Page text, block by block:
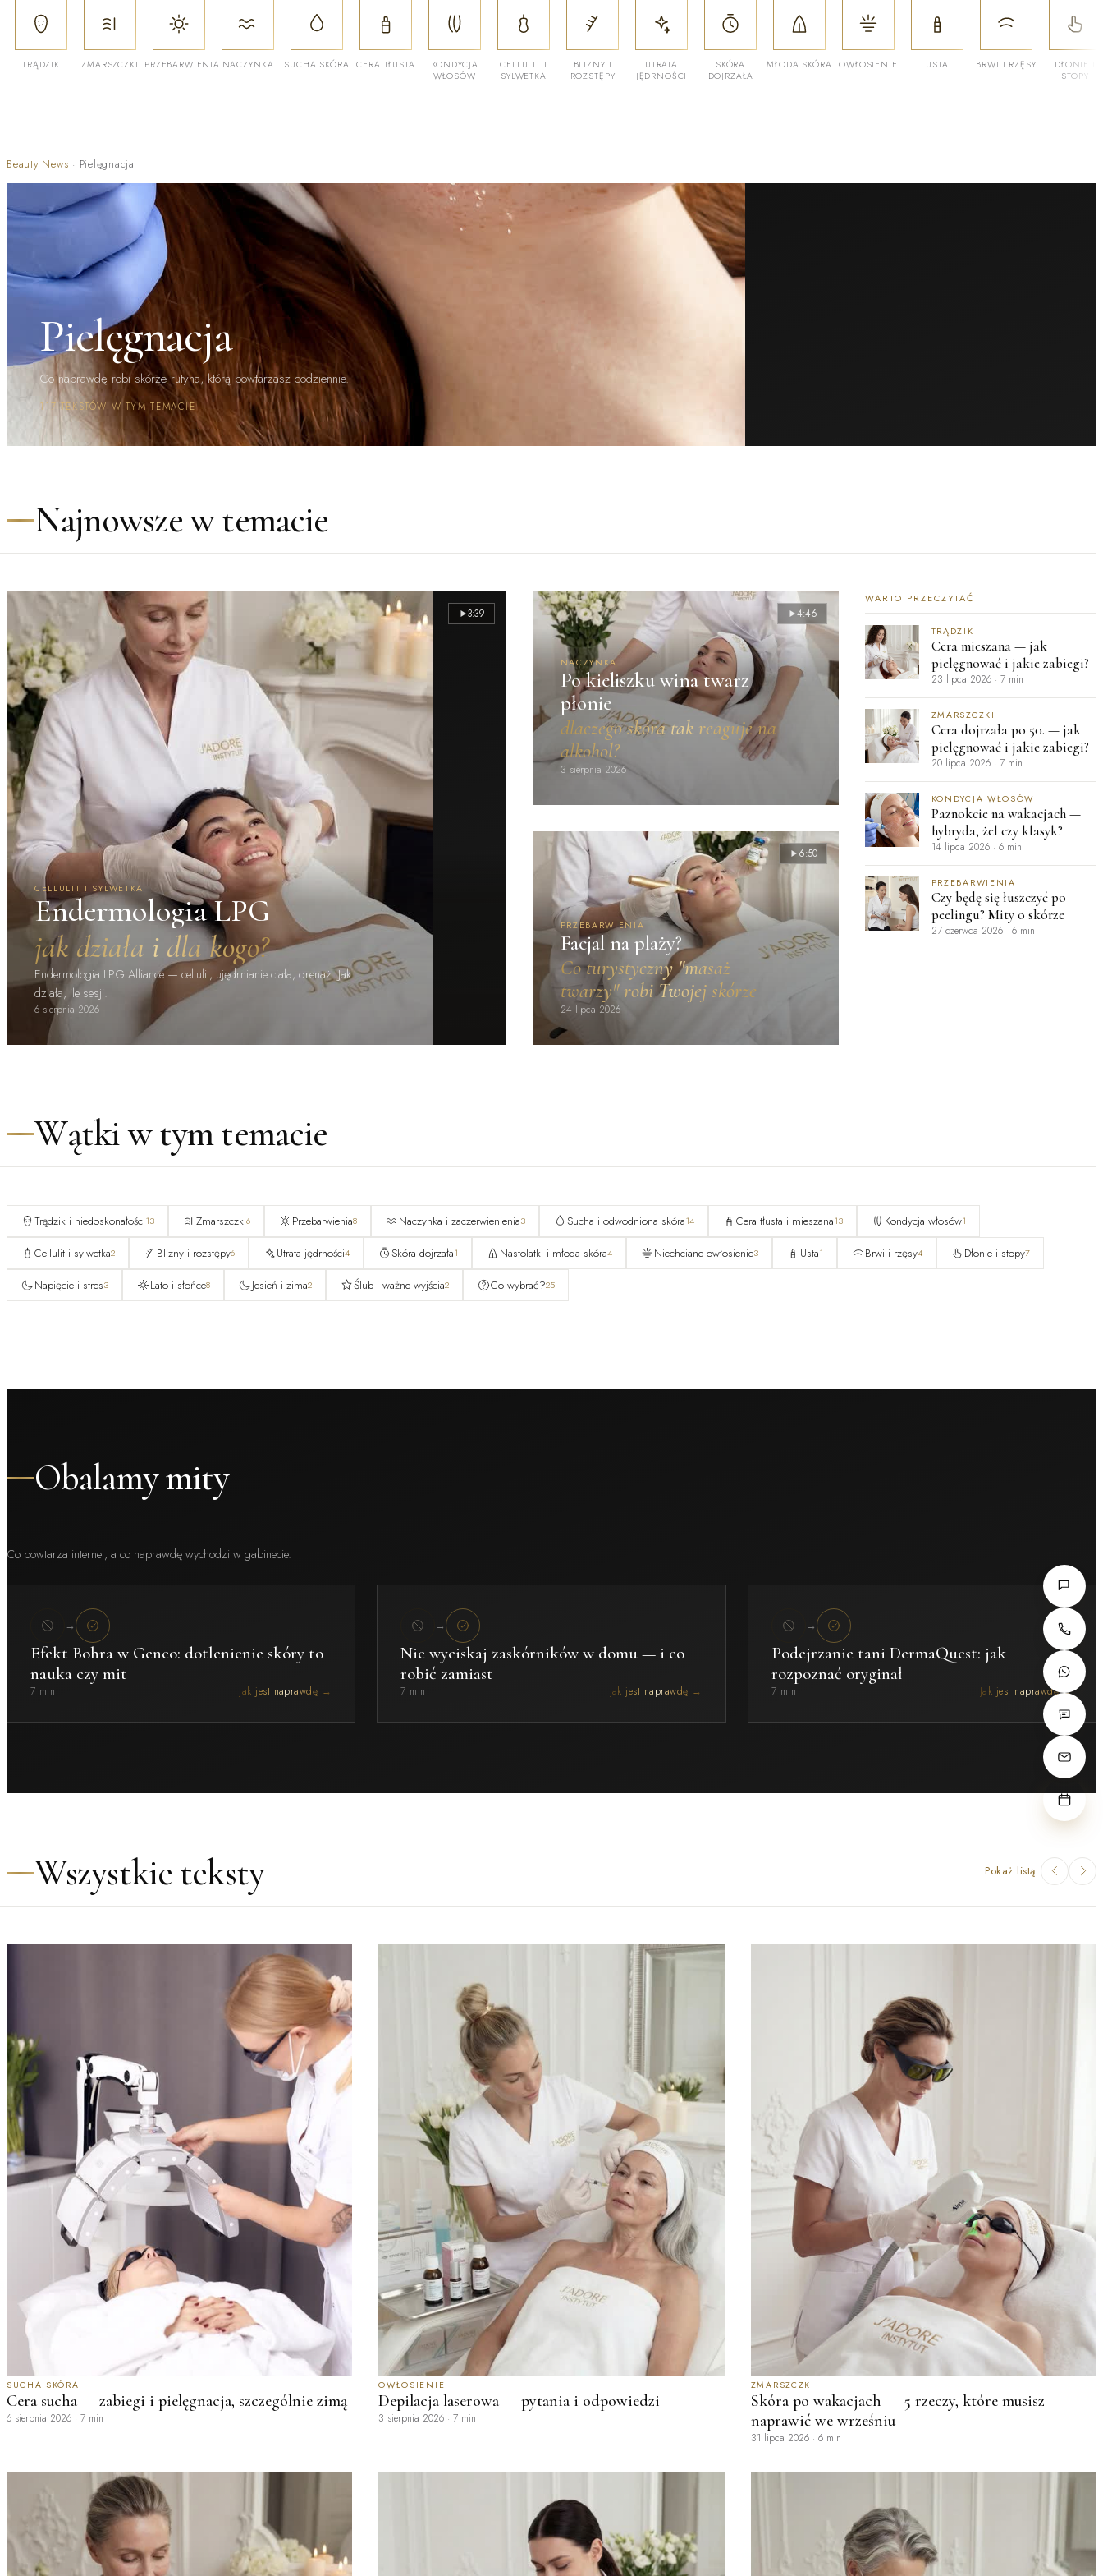
TRĄDZIK ZMARSZCZKI PRZEBARWIENIA NACZYNKA SUCHA SKÓRA CERA TŁUSTA
KONDYCJA
WŁOSÓW
CELLULIT I
SYLWETKA
BLIZNY I
ROZSTĘPY
UTRATA
JĘDRNOŚCI
SKÓRA
DOJRZAŁA
MŁODA SKÓRA OWŁOSIENIE USTA BRWI I RZĘSY
DŁONIE I
STOPY
Beauty News · Pielęgnacja
Pielęgnacja
Co naprawdę robi skórze rutyna, którą powtarzasz codziennie.
117 TEKSTÓW W TYM TEMACIE
Najnowsze w temacie
CELLULIT I SYLWETKA
Endermologia LPG
jak działa i dla kogo?
Endermologia LPG Alliance — cellulit, ujędrnianie ciała, drenaż. Jak
działa, ile sesji.
6 sierpnia 2026
3:39
NACZYNKA
Po kieliszku wina twarz
płonie
dlaczego skóra tak reaguje na
alkohol?
3 sierpnia 2026
4:46
PRZEBARWIENIA
Facjal na plaży?
Co turystyczny "masaż
twarzy" robi Twojej skórze
24 lipca 2026
6:50
WARTO PRZECZYTAĆ
TRĄDZIK
Cera mieszana — jak
pielęgnować i jakie zabiegi?
23 lipca 2026· 7 min
ZMARSZCZKI
Cera dojrzała po 50. — jak
pielęgnować i jakie zabiegi?
20 lipca 2026· 7 min
KONDYCJA WŁOSÓW
Paznokcie na wakacjach —
hybryda, żel czy klasyk?
14 lipca 2026· 6 min
PRZEBARWIENIA
Czy będę się łuszczyć po
peelingu? Mity o skórze
27 czerwca 2026· 6 min
Wątki w tym temacie
Trądzik i niedoskonałości13 Zmarszczki6 Przebarwienia8 Naczynka i zaczerwienienia3 Sucha i odwodniona skóra14 Cera tłusta i mieszana13 Kondycja włosów1
Cellulit i sylwetka2 Blizny i rozstępy6 Utrata jędrności4 Skóra dojrzała1 Nastolatki i młoda skóra4 Niechciane owłosienie3 Usta1 Brwi i rzęsy4 Dłonie i stopy7
Napięcie i stres3 Lato i słońce8 Jesień i zima2 Ślub i ważne wyjścia2 Co wybrać?25
Obalamy mity
Co powtarza internet, a co naprawdę wychodzi w gabinecie.
→
Efekt Bohra w Geneo: dotlenienie skóry to
nauka czy mit
7 min Jak jest naprawdę →
→
Nie wyciskaj zaskórników w domu — i co
robić zamiast
7 min Jak jest naprawdę →
→
Podejrzanie tani DermaQuest: jak
rozpoznać oryginał
7 min Jak jest naprawdę →
Wszystkie teksty Pokaż listą
SUCHA SKÓRA
Cera sucha — zabiegi i pielęgnacja, szczególnie zimą
6 sierpnia 2026 · 7 min
OWŁOSIENIE
Depilacja laserowa — pytania i odpowiedzi
3 sierpnia 2026 ·7 min
ZMARSZCZKI
Skóra po wakacjach — 5 rzeczy, które musisz
naprawić we wrześniu
31 lipca 2026· 6 min